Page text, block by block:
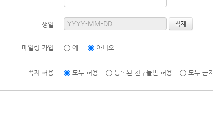
생일
메일링 가입 예 아니오
쪽지 허용 모두 허용 등록된 친구들만 허용 모두 금지